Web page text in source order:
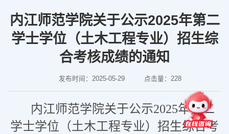
内江师范学院关于公示2025年第二
学士学位（土木工程专业）招生综
合考核成绩的通知
发布时间：2025-05-29 点击量： 228
内江师范学院关于公示2025年第二
学士学位（土木工程专业）招生综合考